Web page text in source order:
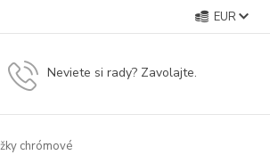
EUR
Neviete si rady? Zavolajte.
chrómové